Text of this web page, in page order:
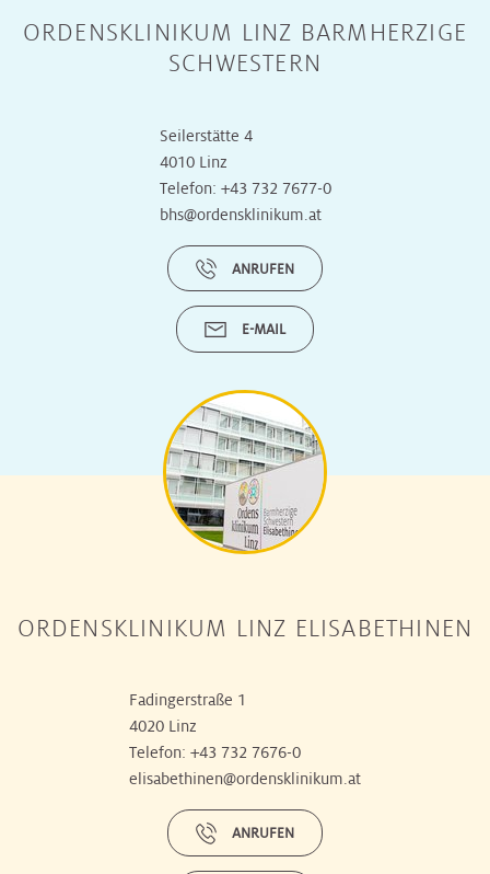
ORDENSKLINIKUM LINZ BARMHERZIGE
SCHWESTERN
Seilerstätte 4
4010 Linz
Telefon: +43 732 7677-0
bhs@ordensklinikum.at
ANRUFEN
E-MAIL
ORDENSKLINIKUM LINZ ELISABETHINEN
Fadingerstraße 1
4020 Linz
Telefon: +43 732 7676-0
elisabethinen@ordensklinikum.at
ANRUFEN